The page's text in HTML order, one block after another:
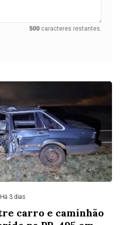
500 caracteres restantes.
Há 3 dias
carro e caminhão